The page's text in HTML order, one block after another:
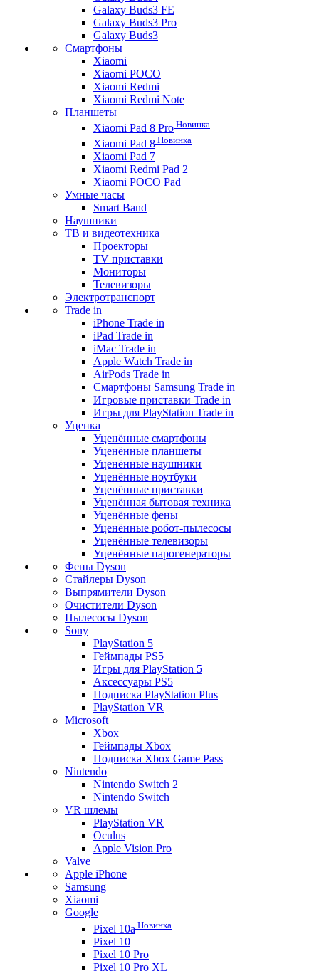
Galaxy Buds3 FE
Galaxy Buds3 Pro
Galaxy Buds3
Смартфоны
Xiaomi
Xiaomi POCO
Xiaomi Redmi
Xiaomi Redmi Note
Планшеты
Xiaomi Pad 8 Pro Новинка
Xiaomi Pad 8 Новинка
Xiaomi Pad 7
Xiaomi Redmi Pad 2
Xiaomi POCO Pad
Умные часы
Smart Band
Наушники
ТВ и видеотехника
Проекторы
TV приставки
Мониторы
Телевизоры
Электротранспорт
Trade in
iPhone Trade in
iPad Trade in
iMac Trade in
Apple Watch Trade in
AirPods Trade in
Смартфоны Samsung Trade in
Игровые приставки Trade in
Игры для PlayStation Trade in
Уценка
Уценённые смартфоны
Уценённые планшеты
Уценённые наушники
Уценённые ноутбуки
Уценённые приставки
Уценённая бытовая техника
Уценённые фены
Уценённые робот-пылесосы
Уценённые телевизоры
Уценённые парогенераторы
Фены Dyson
Стайлеры Dyson
Выпрямители Dyson
Очистители Dyson
Пылесосы Dyson
Sony
PlayStation 5
Геймпады PS5
Игры для PlayStation 5
Аксессуары PS5
Подписка PlayStation Plus
PlayStation VR
Microsoft
Xbox
Геймпады Xbox
Подписка Xbox Game Pass
Nintendo
Nintendo Switch 2
Nintendo Switch
VR шлемы
PlayStation VR
Oculus
Apple Vision Pro
Valve
Apple iPhone
Samsung
Xiaomi
Google
Pixel 10a Новинка
Pixel 10
Pixel 10 Pro
Pixel 10 Pro XL